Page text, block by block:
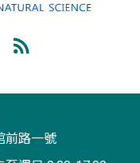
閱
前路一號